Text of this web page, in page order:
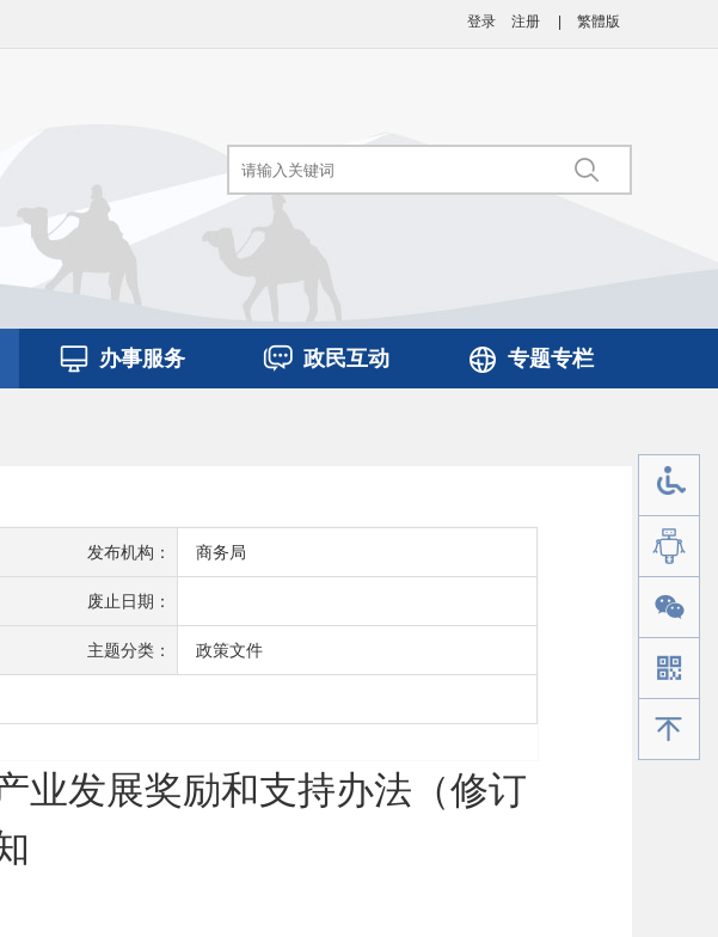
登录 注册 繁體版
办事服务 政民互动 专题专栏
发布机构： 商务局
废止日期：
主题分类： 政策文件
业发展奖励和支持办法（修订
手机版